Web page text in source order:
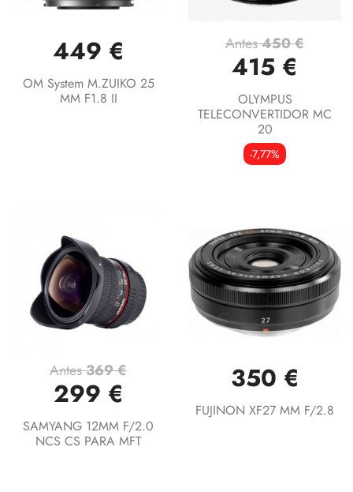
449 €
OM System M.ZUIKO 25
MM F1.8 II
Antes450 €
415 €
OLYMPUS
TELECONVERTIDOR MC
20
-7,77%
Antes369 €
299 €
SAMYANG 12MM F/2.0
NCS CS PARA MFT
350 €
FUJINON XF27 MM F/2.8